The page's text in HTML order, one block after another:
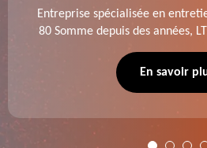
Entreprise spécialisée en
80 Somme depuis des années,
de dessouchage et
En savoir